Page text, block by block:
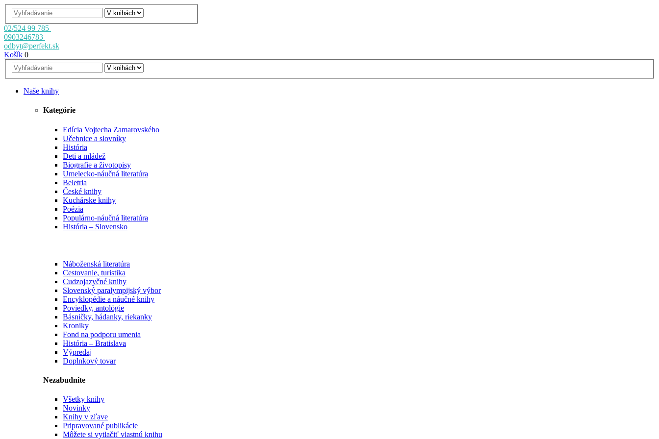
02/524 99 785
0903246783
odbyt@perfekt.sk
Košík 0
Naše knihy
Kategórie
Edícia Vojtecha Zamarovského
Učebnice a slovníky
História
Deti a mládež
Biografie a životopisy
Umelecko-náučná literatúra
Beletria
České knihy
Kuchárske knihy
Poézia
Populárno-náučná literatúra
História – Slovensko
Náboženská literatúra
Cestovanie, turistika
Cudzojazyčné knihy
Slovenský paralympijský výbor
Encyklopédie a náučné knihy
Poviedky, antológie
Básničky, hádanky, riekanky
Kroniky
Fond na podporu umenia
História – Bratislava
Výpredaj
Doplnkový tovar
Nezabudnite
Všetky knihy
Novinky
Knihy v zľave
Pripravované publikácie
Môžete si vytlačiť vlastnú knihu